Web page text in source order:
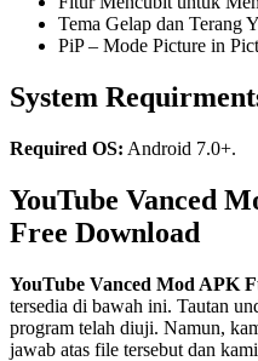
Tema Gelap dan Terang
PiP – Mode Picture in
System
Required OS: Android 7.0+.
YouTube Vanced
Free Download
YouTube Vanced Mod APK
tersedia di bawah ini. Tautan
program telah diuji. Namun,
jawab atas file tersebut dan